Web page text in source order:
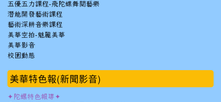
五優五力課程-飛陀蝶舞閱藝樂
潛能開發藝術課程
藝術深耕音樂課程
美華空拍-魅麗美華
美華影音
校園動態
美華特色報(新聞影音)
✦陀螺特色報導✦